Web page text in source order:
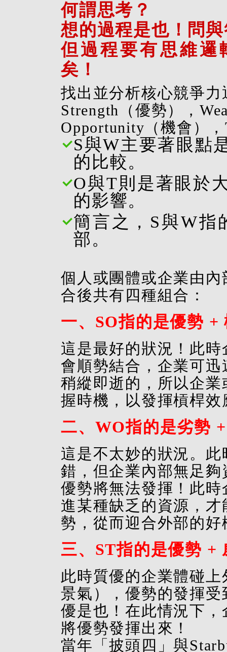
何謂思考？
想的過程是也！問
但過程要有思維邏
矣！
找出並分析核心競爭
Strength（優勢），
Opportunity（機會）
S與W主要著眼點
的比較。
O與T則是著眼於
的影響。
簡言之，S與W指
部。
個人或團體或企業由
合後共有四種組合：
一、SO指的是優勢 +
這是最好的狀況！此
會順勢結合，企業可
稍縱即逝的，所以企
握時機，以發揮槓桿效
二、WO指的是劣勢
這是不太妙的狀況。
錯，但企業內部無足
優勢將無法發揮！此
進某種缺乏的資源，
勢，從而迎合外部的好
三、ST指的是優勢 +
此時質優的企業體碰
景氣），優勢的發揮
優是也！在此情況下
將優勢發揮出來！
當年「披頭四」與